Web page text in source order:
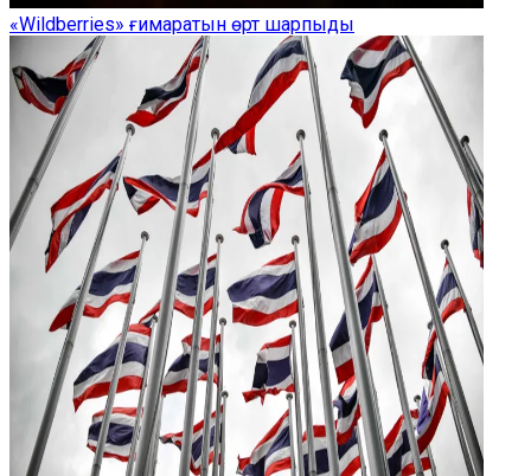
«Wildberries» ғимаратын өрт шарпыды